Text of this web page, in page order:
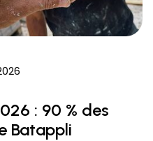
: 90 % des
Batappli